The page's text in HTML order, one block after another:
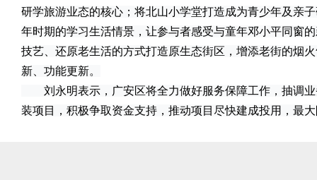
研学旅游业态的核心；将北山小学堂打造成为青少年及亲
年时期的学习生活情景，让参与者感受与童年邓小平同窗
技艺、还原老生活的方式打造原生态街区，增添老街的烟
新、功能更新。
刘永明表示，广安区将全力做好服务保障工作，抽调业
装项目，积极争取资金支持，推动项目尽快建成投用，最